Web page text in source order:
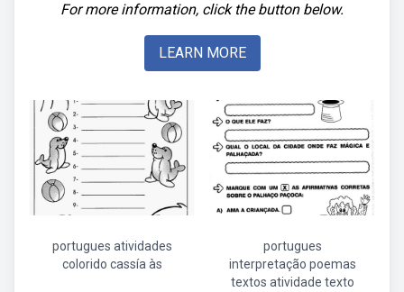
For more information, click the button below.
LEARN MORE
portugues atividades
colorido cassía às
portugues
interpretação poemas
textos atividade texto